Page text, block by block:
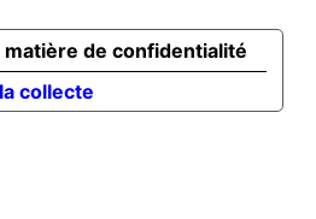
collecte
matière de confidentialité